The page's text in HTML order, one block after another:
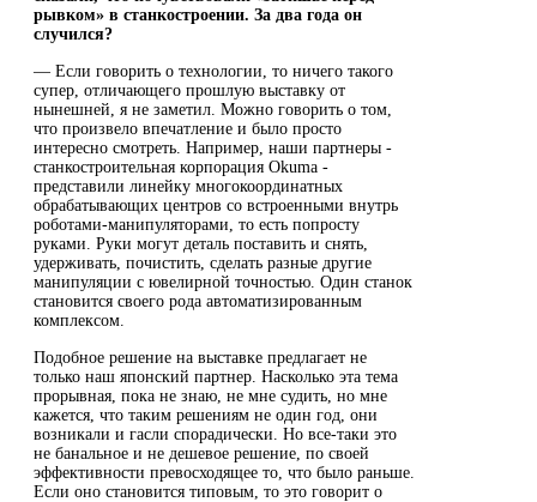
рывком» в станкостроении. За два года он
случился?
― Если говорить о технологии, то ничего такого
супер, отличающего прошлую выставку от
нынешней, я не заметил. Можно говорить о том,
что произвело впечатление и было просто
интересно смотреть. Например, наши партнеры -
станкостроительная корпорация Okuma -
представили линейку многокоординатных
обрабатывающих центров со встроенными внутрь
роботами-манипуляторами, то есть попросту
руками. Руки могут деталь поставить и снять,
удерживать, почистить, сделать разные другие
манипуляции с ювелирной точностью. Один станок
становится своего рода автоматизированным
комплексом.
Подобное решение на выставке предлагает не
только наш японский партнер. Насколько эта тема
прорывная, пока не знаю, не мне судить, но мне
кажется, что таким решениям не один год, они
возникали и гасли спорадически. Но все-таки это
не банальное и не дешевое решение, по своей
эффективности превосходящее то, что было раньше.
Если оно становится типовым, то это говорит о